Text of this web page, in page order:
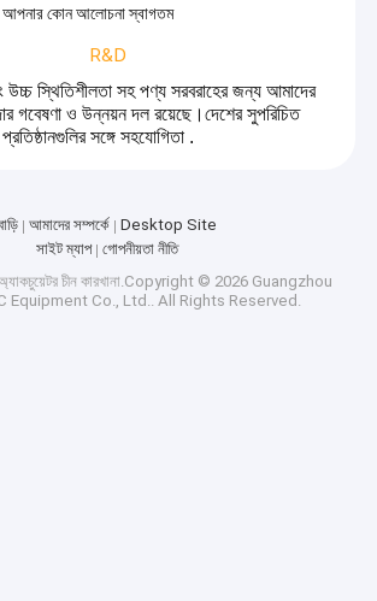
কোন আলোচনা স্বাগতম
R&D
উচ্চ স্থিতিশীলতা সহ পণ্য সরবরাহের জন্য আমাদের
গবেষণা ও উন্নয়ন দল রয়েছে।দেশের সুপরিচিত
সঙ্গে সহযোগিতা .
আমাদের সম্পর্কে
Desktop Site
সাইট ম্যাপ
গোপনীয়তা নীতি
চীন কারখানা.Copyright © 2026 Guangzhou
Equipment Co., Ltd.. All Rights Reserved.